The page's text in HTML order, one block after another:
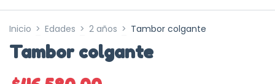
Inicio > Edades > 2 años > Tambor colgante
Tambor colgante